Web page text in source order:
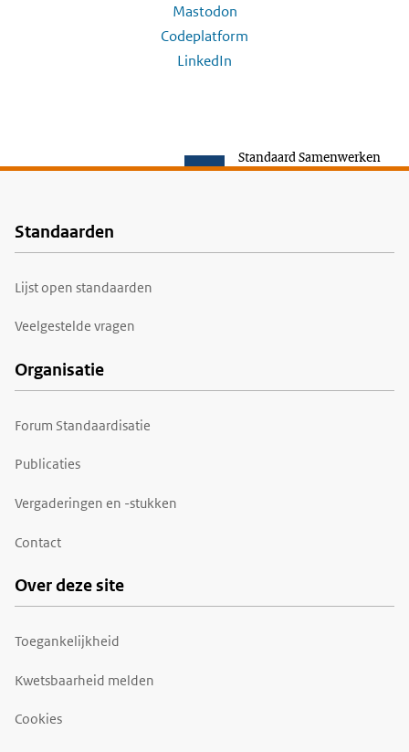
Mastodon
Codeplatform
LinkedIn
Standaard Samenwerken
Voet
Standaarden
Lijst open standaarden
Veelgestelde vragen
Organisatie
Forum Standaardisatie
Publicaties
Vergaderingen en -stukken
Contact
Over deze site
Toegankelijkheid
Kwetsbaarheid melden
Cookies